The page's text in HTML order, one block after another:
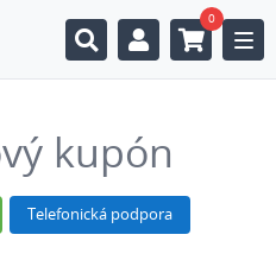
0
kupón
Telefonická podpora